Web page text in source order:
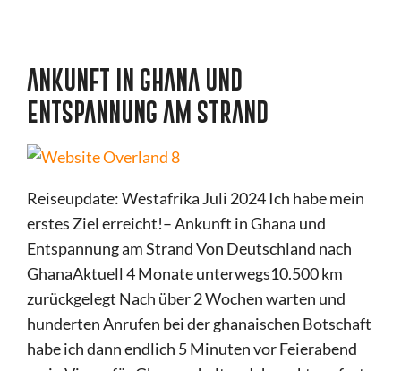
ANKUNFT IN GHANA UND
ENTSPANNUNG AM STRAND
Reiseupdate: Westafrika Juli 2024 Ich habe mein
erstes Ziel erreicht!– Ankunft in Ghana und
Entspannung am Strand Von Deutschland nach
GhanaAktuell 4 Monate unterwegs10.500 km
zurückgelegt Nach über 2 Wochen warten und
hunderten Anrufen bei der ghanaischen Botschaft
habe ich dann endlich 5 Minuten vor Feierabend